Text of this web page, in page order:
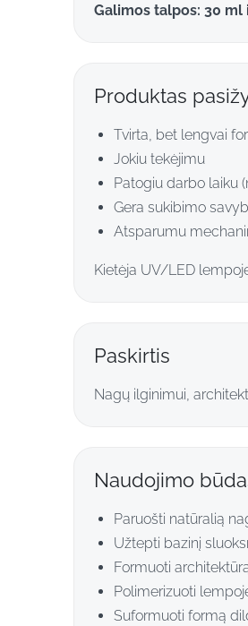
Galimos talpos: 30 ml
Produktas
Tvirta, bet lengvai
Jokiu tekėjimu
Patogiu darbo laiku
Gera sukibimo
Atsparumu
Kietėja UV/LED
Paskirtis
Nagų ilginimui,
Naudojimo
Paruošti natūralią
Užtepti bazinį
Formuoti
Polimerizuoti
Suformuoti formą